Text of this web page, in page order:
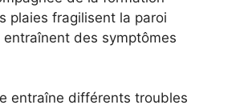
plaies fragilisent la paroi
des symptômes
entraîne différents troubles